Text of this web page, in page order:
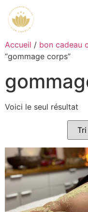
Accueil / bon cadeau
“gommage corps”
Voici le seul résultat